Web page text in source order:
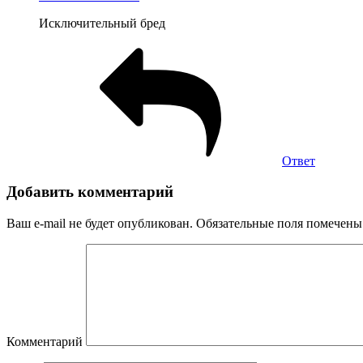
Исключительный бред
Ответ
Добавить комментарий
Ваш e-mail не будет опубликован. Обязательные поля
Комментарий